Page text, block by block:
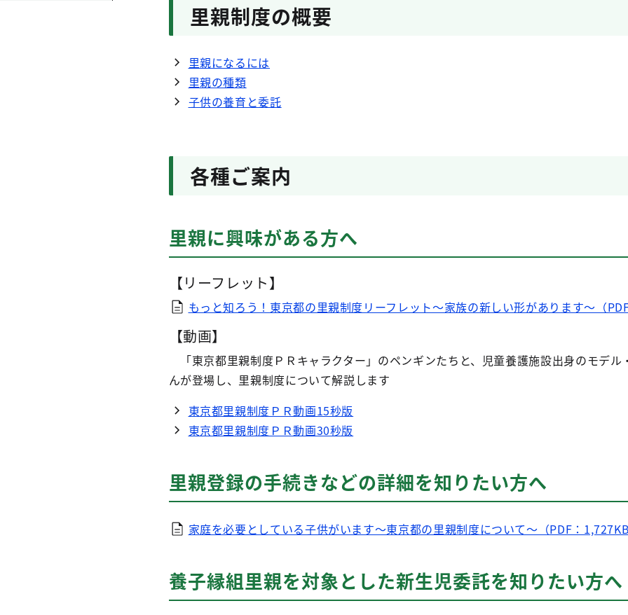
里親制度の概要
里親になるには
里親の種類
子供の養育と委託
各種ご案内
里親に興味がある方へ
【リーフレット】
もっと知ろう！東京都の里親制度リーフレット～家族の新しい形があります～（
【動画】
「東京都里親制度ＰＲキャラクター」のペンギンたちと、児童養護施設出身のモデル
んが登場し、里親制度について解説します
東京都里親制度ＰＲ動画15秒版
東京都里親制度ＰＲ動画30秒版
里親登録の手続きなどの詳細を知りたい方へ
家庭を必要としている子供がいます～東京都の里親制度について～（PDF：1,727KB
養子縁組里親を対象とした新生児委託を知りたい方へ